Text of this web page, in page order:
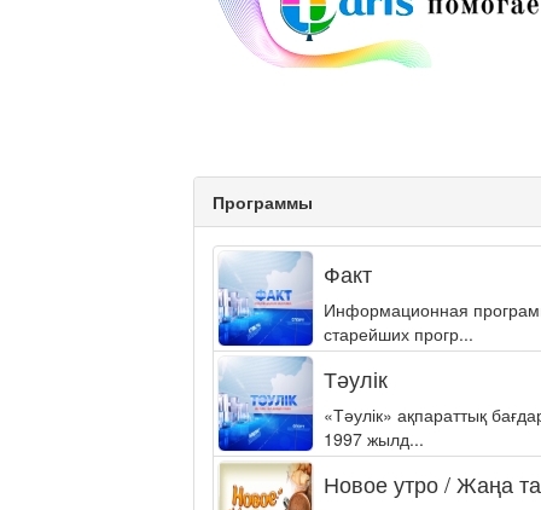
Программы
Факт
Информационная
старейших прогр...
Тәулік
«Тәулік» ақпараттық
1997 жылд...
Новое утро / Жаңа